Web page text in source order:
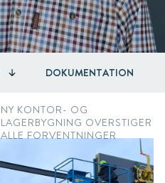
DOKUMENTATION
NY KONTOR- OG
LAGERBYGNING OVERSTIGER
ALLE FORVENTNINGER